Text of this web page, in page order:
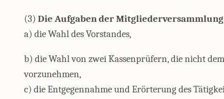
(3) Die Aufgaben der Mitgliederversammlung
a) die Wahl des Vorstandes,
b) die Wahl von zwei Kassenprüfern, die nicht
vorzunehmen,
c) die Entgegennahme und Erörterung des